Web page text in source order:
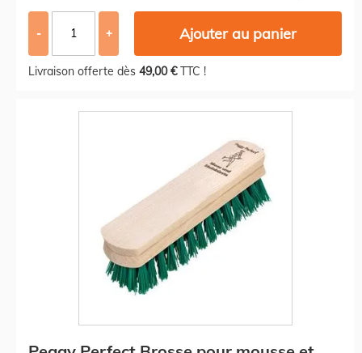
- + Ajouter au panier
Livraison offerte dès 49,00 €TTC !